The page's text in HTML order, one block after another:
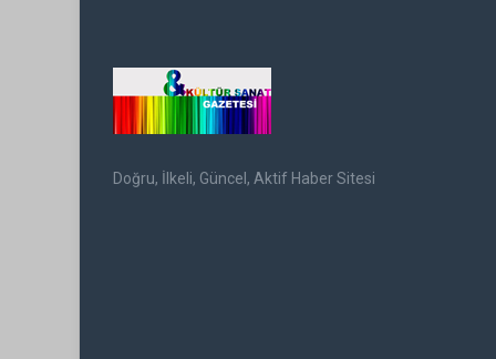
Doğru, İlkeli, Güncel, Aktif Haber Sitesi